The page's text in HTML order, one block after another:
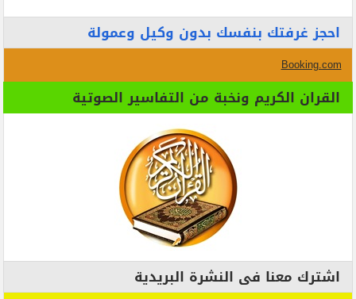
احجز غرفتك بنفسك بدون وكيل وعمولة
Booking.com
القران الكريم ونخبة من التفاسير الصوتية
اشترك معنا فى النشرة البريدية